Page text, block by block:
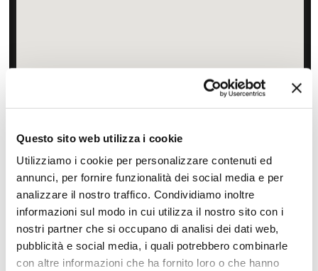
Questo sito web utilizza i cookie
Utilizziamo i cookie per personalizzare contenuti ed
annunci, per fornire funzionalità dei social media e per
analizzare il nostro traffico. Condividiamo inoltre
informazioni sul modo in cui utilizza il nostro sito con i
nostri partner che si occupano di analisi dei dati web,
pubblicità e social media, i quali potrebbero combinarle
con altre informazioni che ha fornito loro o che hanno
Minimize map
richiesta
Scopri i prezzi »
Da non perdere in Giordania